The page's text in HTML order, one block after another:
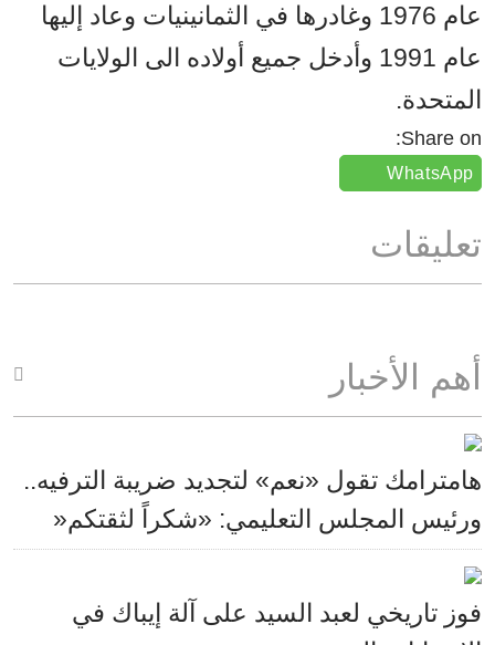
عام 1976 وغادرها في الثمانينيات وعاد إليها
عام 1991 وأدخل جميع أولاده الى الولايات
المتحدة.
Share on:
WhatsApp
تعليقات
أهم الأخبار
هامترامك تقول «نعم» لتجديد ضريبة الترفيه..
ورئيس المجلس التعليمي: «شكراً لثقتكم«
فوز تاريخي لعبد السيد على آلة إيباك في